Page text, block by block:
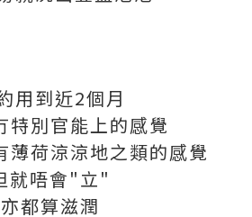
用到近2個月
特別官能上的感覺
薄荷涼涼地之類的感覺
就唔會"立"
亦都算滋潤